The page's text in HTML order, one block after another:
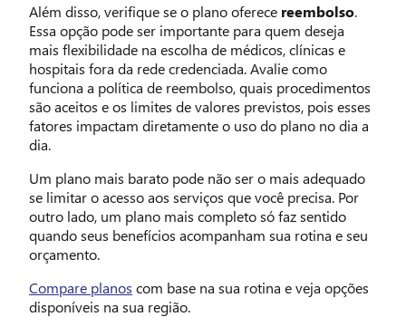
Além disso, verifique se o plano oferece reembolso.
Essa opção pode ser importante para quem deseja
mais flexibilidade na escolha de médicos, clínicas e
hospitais fora da rede credenciada. Avalie como
funciona a política de reembolso, quais procedimentos
são aceitos e os limites de valores previstos, pois esses
fatores impactam diretamente o uso do plano no dia a
dia.
Um plano mais barato pode não ser o mais adequado
se limitar o acesso aos serviços que você precisa. Por
outro lado, um plano mais completo só faz sentido
quando seus benefícios acompanham sua rotina e seu
orçamento.
Compare planos com base na sua rotina e veja opções
disponíveis na sua região.